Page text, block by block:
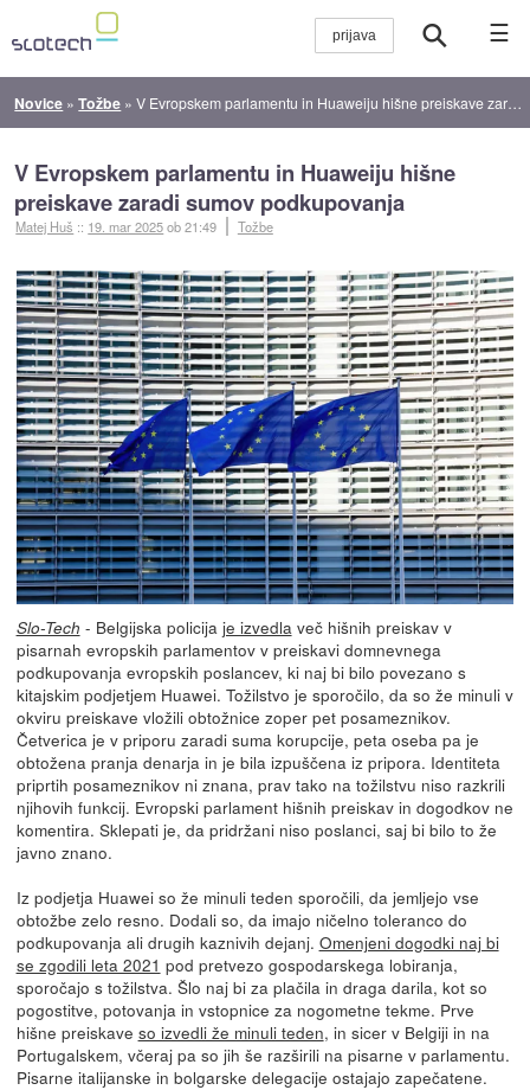
☰
Novice »Tožbe »V Evropskem parlamentu in Huaweiju hišne preiskave zaradi sumov podkupovanja
V Evropskem parlamentu in Huaweiju hišne
preiskave zaradi sumov podkupovanja
Matej Huš :: 19. mar 2025ob 21:49 Tožbe
Slo-Tech - Belgijska policija je izvedla več hišnih preiskav v
pisarnah evropskih parlamentov v preiskavi domnevnega
podkupovanja evropskih poslancev, ki naj bi bilo povezano s
kitajskim podjetjem Huawei. Tožilstvo je sporočilo, da so že minuli v
okviru preiskave vložili obtožnice zoper pet posameznikov.
Četverica je v priporu zaradi suma korupcije, peta oseba pa je
obtožena pranja denarja in je bila izpuščena iz pripora. Identiteta
priprtih posameznikov ni znana, prav tako na tožilstvu niso razkrili
njihovih funkcij. Evropski parlament hišnih preiskav in dogodkov ne
komentira. Sklepati je, da pridržani niso poslanci, saj bi bilo to že
javno znano.
Iz podjetja Huawei so že minuli teden sporočili, da jemljejo vse
obtožbe zelo resno. Dodali so, da imajo ničelno toleranco do
podkupovanja ali drugih kaznivih dejanj. Omenjeni dogodki naj bi
se zgodili leta 2021 pod pretvezo gospodarskega lobiranja,
sporočajo s tožilstva. Šlo naj bi za plačila in draga darila, kot so
pogostitve, potovanja in vstopnice za nogometne tekme. Prve
hišne preiskave so izvedli že minuli teden, in sicer v Belgiji in na
Portugalskem, včeraj pa so jih še razširili na pisarne v parlamentu.
Pisarne italijanske in bolgarske delegacije ostajajo zapečatene.